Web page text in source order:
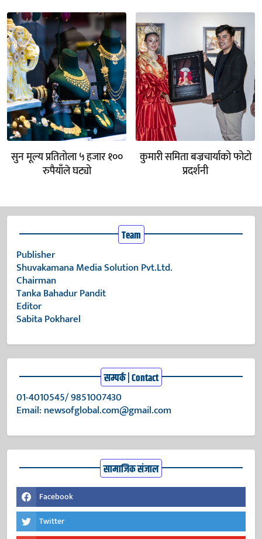
सुन मूल्य प्रतितोला ५ हजार १००
रुपैयाँले घट्यो
कुमारी समिता बज्रचार्याको फोटो
प्रदर्शनी
Team
Publisher
Shuvakamana Media Solution Pvt.Ltd.
Chairman
Tanka Bahadur Pandit
Editor
Sabita Pokharel
सम्पर्क | Contact
01-4010545/ 9851007430
Email: newsofglobal.com@gmail.com
सामाजिक संजाल
Facebook
Twitter